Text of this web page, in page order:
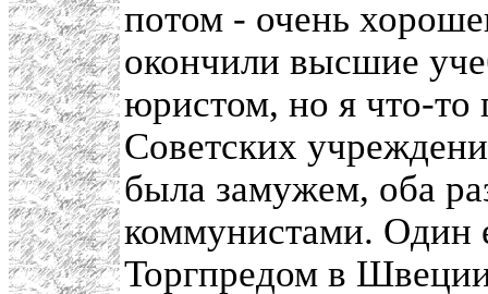
потом - очень
окончили высшие
юристом, но я что-
Советских
была замужем, оба
коммунистами.
Торгпредом в